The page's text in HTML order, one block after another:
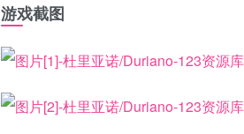
游戏截图